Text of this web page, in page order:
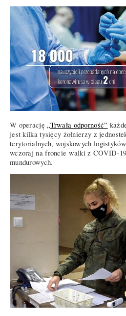
W operację„Trwała odporność”
jest kilka tysięcy żołnierzy z
terytorialnych, wojskowych
wczoraj na froncie walki z COVID-19
mundurowych.